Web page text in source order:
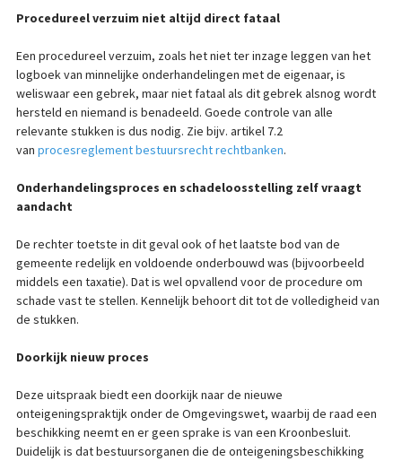
Procedureel verzuim niet altijd direct fataal
Een procedureel verzuim, zoals het niet ter inzage leggen van het
logboek van minnelijke onderhandelingen met de eigenaar, is
weliswaar een gebrek, maar niet fataal als dit gebrek alsnog wordt
hersteld en niemand is benadeeld. Goede controle van alle
relevante stukken is dus nodig. Zie bijv. artikel 7.2
van procesreglement bestuursrecht rechtbanken.
Onderhandelingsproces en schadeloosstelling zelf vraagt
aandacht
De rechter toetste in dit geval ook of het laatste bod van de
gemeente redelijk en voldoende onderbouwd was (bijvoorbeeld
middels een taxatie). Dat is wel opvallend voor de procedure om
schade vast te stellen. Kennelijk behoort dit tot de volledigheid van
de stukken.
Doorkijk nieuw proces
Deze uitspraak biedt een doorkijk naar de nieuwe
onteigeningspraktijk onder de Omgevingswet, waarbij de raad een
beschikking neemt en er geen sprake is van een Kroonbesluit.
Duidelijk is dat bestuursorganen die de onteigeningsbeschikking